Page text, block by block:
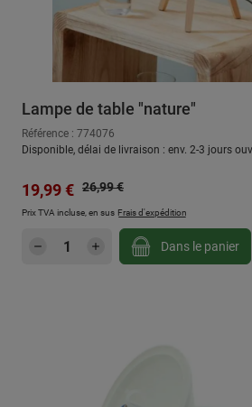
Lampe de table "nature"
Référence : 774076
Disponible, délai de livraison : env. 2-3 jours
Prix de vente :
19,99 € Prix régulier :
26,99 €
Prix TVA incluse, en sus Frais d'expédition
Quantité de produit :
Dans le panier